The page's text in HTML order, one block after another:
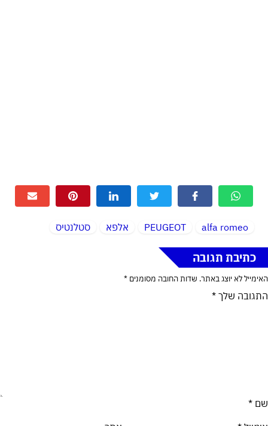
alfa romeo
PEUGEOT אלפא סטלנטיס
כתיבת תגובה
האימייל לא יוצג באתר. שדות החובה מסומנים *
התגובה שלך *
שם *